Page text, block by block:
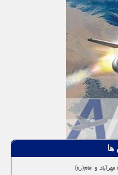
ها
و امام(ره)